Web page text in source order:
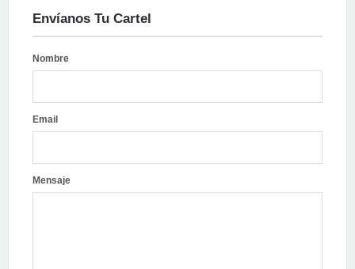
Envíanos Tu Cartel
Nombre
Email
Mensaje